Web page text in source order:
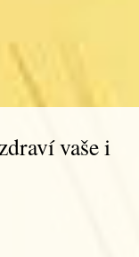
vaše i